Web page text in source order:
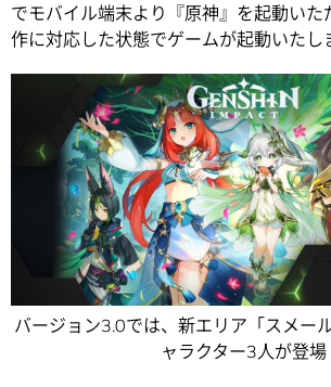
でモバイル端末より『原神』を起動いた
作に対応した状態でゲームが起動いたし
バージョン3.0では、新エリア「スメー
ャラクター3人が登場